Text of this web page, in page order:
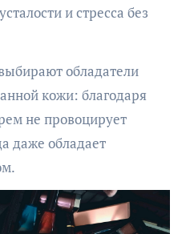
и стресса без
обладатели
кожи: благодаря
не провоцирует
даже обладает